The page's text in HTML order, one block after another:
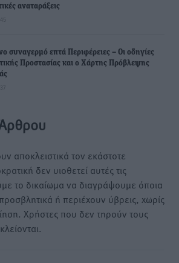
αναταράξεις
συναγερμό επτά Περιφέρειες – Οι οδηγίες
Προστασίας και ο Χάρτης Πρόβλεψης
αποκλειστικά τον εκάστοτε
δεν υιοθετεί αυτές τις
το δικαίωμα να διαγράψουμε όποια
ή περιέχουν ύβρεις, χωρίς
Χρήστες που δεν τηρούν τους